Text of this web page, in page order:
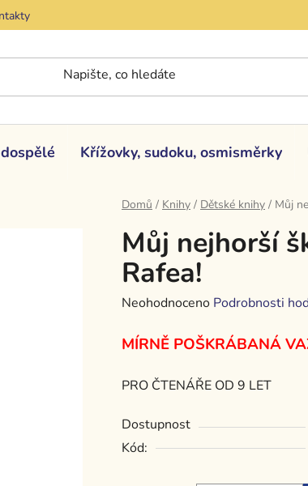
Křížovky, sudoku, osmisměrky
Domů / Knihy / Dětské knihy / Můj
Můj nejhorší
Rafea!
Průměrné
produktu
0,0
5
hvězdiček.
Neohodnoceno Podrobnosti
MÍRNĚ POŠKRÁBANÁ
PRO ČTENÁŘE OD 9 LET
Dostupnost
Kód: